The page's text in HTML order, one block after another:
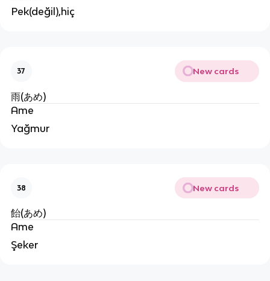
Pek(değil),hiç
37 New cards
雨(あめ)
Ame
Yağmur
38 New cards
飴(あめ)
Ame
Şeker